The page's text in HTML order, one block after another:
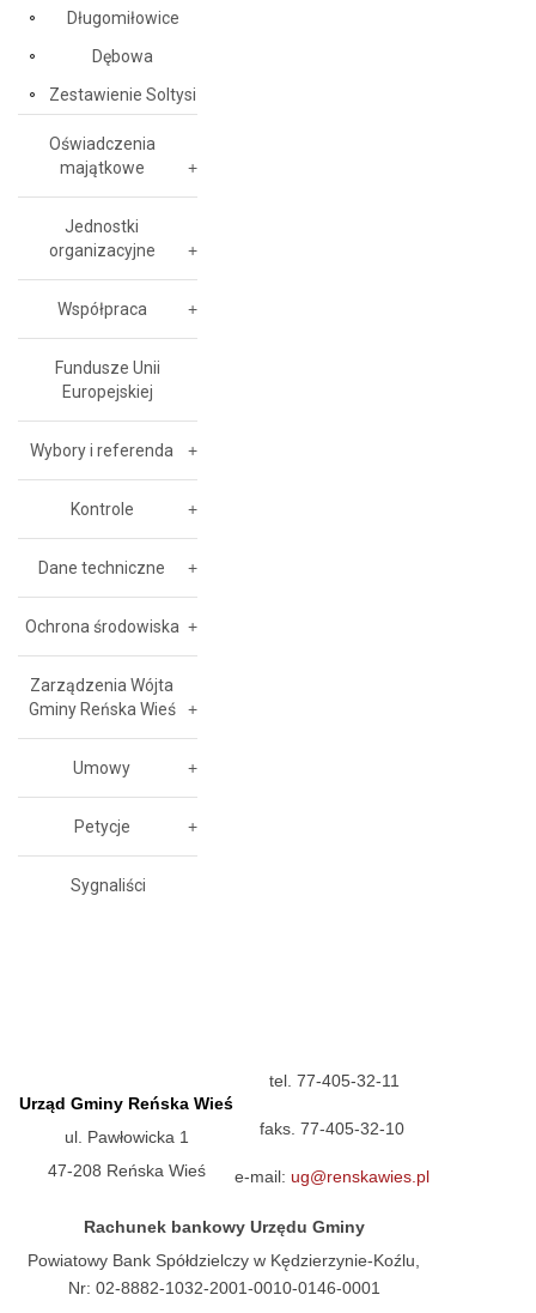
Długomiłowice
Dębowa
Zestawienie Soltysi
Oświadczenia
majątkowe
Jednostki
organizacyjne
Współpraca
Fundusze Unii
Europejskiej
Wybory i referenda
Kontrole
Dane techniczne
Ochrona środowiska
Zarządzenia Wójta
Gminy Reńska Wieś
Umowy
Petycje
Sygnaliści
Urząd Gminy Reńska Wieś
ul. Pawłowicka 1
47-208 Reńska Wieś
tel. 77-405-32-11
faks. 77-405-32-10
e-mail: ug@renskawies.pl
Rachunek bankowy Urzędu Gminy
Powiatowy Bank Spółdzielczy w Kędzierzynie-Koźlu,
Nr: 02-8882-1032-2001-0010-0146-0001